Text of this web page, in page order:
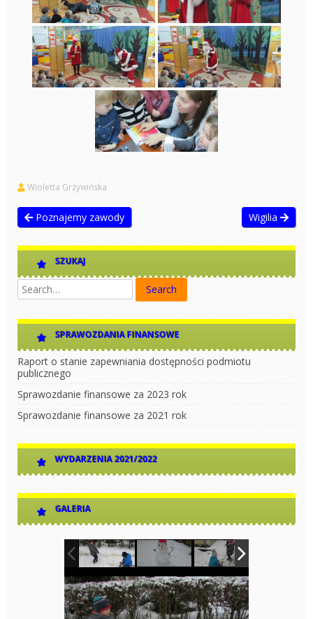
Wioletta Grzywińska
Poznajemy zawody Wigilia
SZUKAJ
SPRAWOZDANIA FINANSOWE
Raport o stanie zapewniania dostępności podmiotu
publicznego
Sprawozdanie finansowe za 2023 rok
Sprawozdanie finansowe za 2021 rok
WYDARZENIA 2021/2022
GALERIA